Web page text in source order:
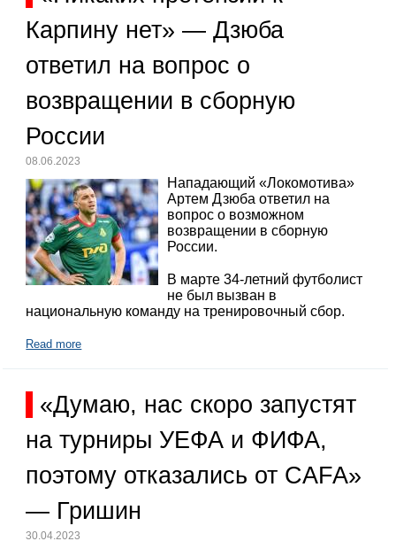
Карпину нет» — Дзюба
ответил на вопрос о
возвращении в сборную
России
08.06.2023
Нападающий «Локомотива»
Артем Дзюба ответил на
вопрос о возможном
возвращении в сборную
России.
В марте 34-летний футболист
не был вызван в
национальную команду на тренировочный сбор.
Read more
«Думаю, нас скоро запустят
на турниры УЕФА и ФИФА,
поэтому отказались от CAFA»
— Гришин
30.04.2023